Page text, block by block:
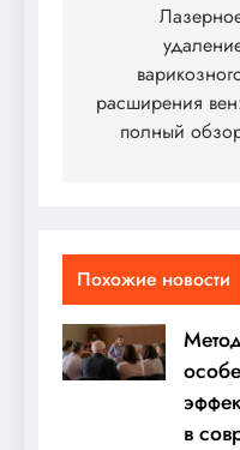
записям
расширения
полный
Похожие новости
в